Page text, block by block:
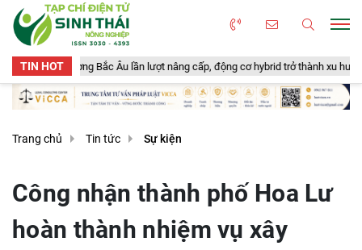
TIN HOT
Bắc Âu lần lượt nâng cấp, động cơ hybrid trở thành xu hướng mới
Trang chủ Tin tức Sự kiện
Công nhận thành phố Hoa Lư
hoàn thành nhiệm vụ xây